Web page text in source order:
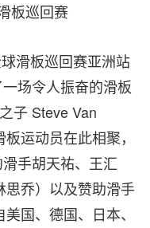
板巡回赛
滑板巡回赛亚洲站
场令人振奋的滑板
子 Steve Van
运动员在此相聚，
手胡天祐、王汇
思乔）以及赞助滑手
国、德国、日本、